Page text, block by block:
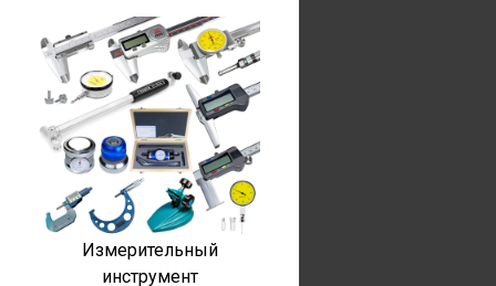
Измерительный
инструмент